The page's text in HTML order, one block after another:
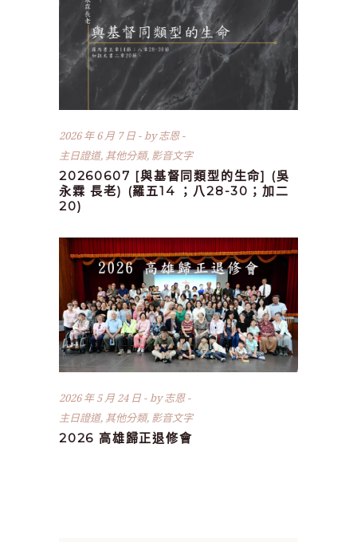
2026 年 6 月 7 日 by志恩
主日證道, 其他分類, 影音文字
20260607 [與基督同類型的生命] (吳
永霖 長老) (羅五14 ；八28-30；加二
20)
2026 年 5 月 24 日 by志恩
主日證道, 其他分類, 影音文字
2026 高雄歸正退修會